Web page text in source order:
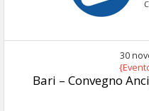
30
Bari – Convegno